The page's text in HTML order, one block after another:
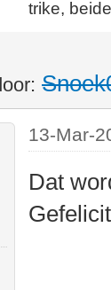
trike,
13-Mar-
Dat